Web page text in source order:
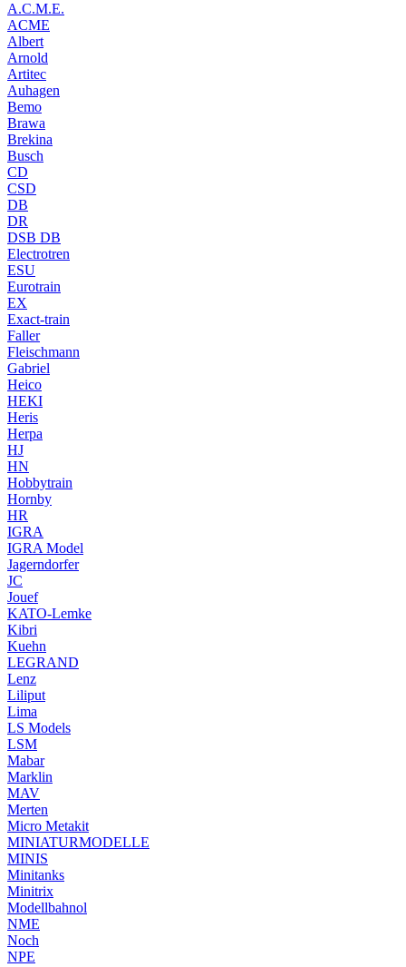
A.C.M.E.
ACME
Albert
Arnold
Artitec
Auhagen
Bemo
Brawa
Brekina
Busch
CD
CSD
DB
DR
DSB DB
Electrotren
ESU
Eurotrain
EX
Exact-train
Faller
Fleischmann
Gabriel
Heico
HEKI
Heris
Herpa
HJ
HN
Hobbytrain
Hornby
HR
IGRA
IGRA Model
Jagerndorfer
JC
Jouef
KATO-Lemke
Kibri
Kuehn
LEGRAND
Lenz
Liliput
Lima
LS Models
LSM
Mabar
Marklin
MAV
Merten
Micro Metakit
MINIATURMODELLE
MINIS
Minitanks
Minitrix
Modellbahnol
NME
Noch
NPE